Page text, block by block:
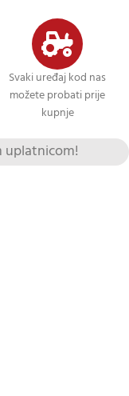
Svaki uređaj kod nas
možete probati prije
kupnje
uplatnicom!